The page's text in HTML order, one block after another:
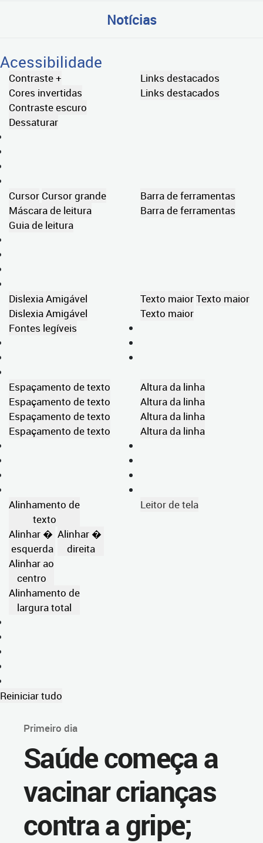
Notícias
Acessibilidade
Contraste +
Cores invertidas
Contraste escuro
Dessaturar
Links destacados
Links destacados
Cursor Cursor grande
Máscara de leitura
Guia de leitura
Barra de ferramentas
Barra de ferramentas
Dislexia Amigável
Dislexia Amigável
Fontes legíveis
Texto maiorTexto maior
Texto maior
Espaçamento de texto
Espaçamento de texto
Espaçamento de texto
Espaçamento de texto
Altura da linha
Altura da linha
Altura da linha
Altura da linha
Alinhamento de
texto
Alinhar �
esquerda
Alinhar �
direita
Alinhar ao
centro
Alinhamento de
largura total
Leitor de tela
Reiniciar tudo
Primeiro dia
Saúde começa a
vacinar crianças
contra a gripe;